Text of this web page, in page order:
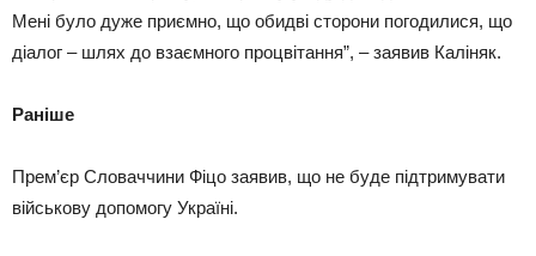
Мені було дуже приємно, що обидві сторони погодилися, що
діалог – шлях до взаємного процвітання”, – заявив Каліняк.
Раніше
Прем’єр Словаччини Фіцо заявив, що не буде підтримувати
військову допомогу Україні.